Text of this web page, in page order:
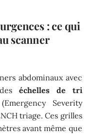
: ce qui
scanner
abdominaux avec
échelles de tri
Severity
triage. Ces grilles
avant même que